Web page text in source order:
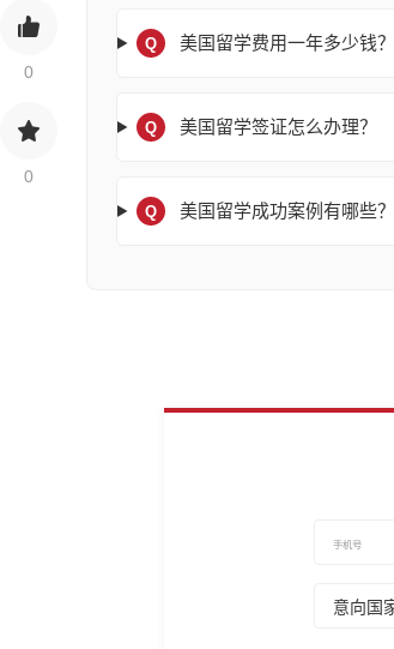
0
0
Q 美国留学费用一年多少钱？
Q 美国留学签证怎么办理？
Q 美国留学成功案例有哪些？
意向国